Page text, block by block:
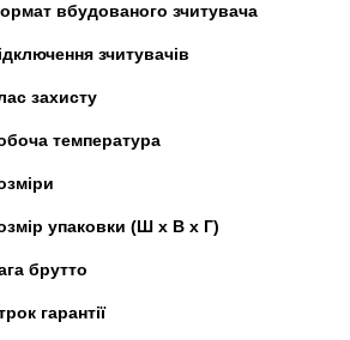
вбудованого зчитувача
зчитувачів
захисту
температура
упаковки (Ш х В х Г)
брутто
гарантії